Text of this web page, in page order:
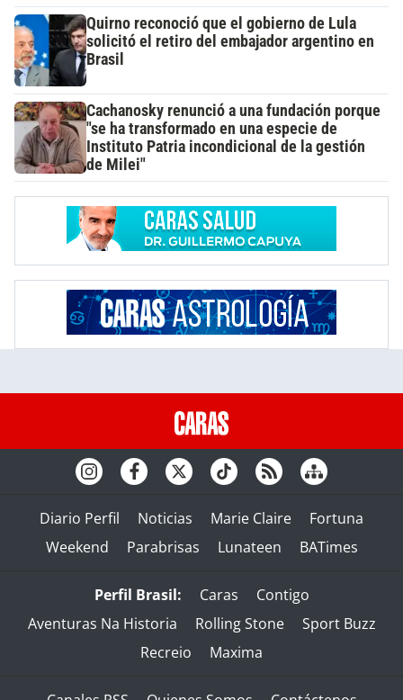
Quirno reconoció que el gobierno de Lula
solicitó el retiro del embajador argentino en
Brasil
Cachanosky renunció a una fundación porque
"se ha transformado en una especie de
Instituto Patria incondicional de la gestión
de Milei"
Diario Perfil Noticias Marie Claire
Fortuna
Weekend
Parabrisas Lunateen BATimes
Perfil Brasil: Caras
Contigo
Aventuras Na Historia
Rolling Stone
Sport Buzz
Recreio
Maxima